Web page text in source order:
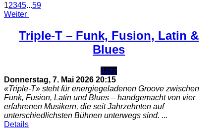
12345...59
Weiter
Triple-T – Funk, Fusion, Latin &
Blues
Jazz
Donnerstag, 7. Mai 2026 20:15
«Triple‑T» steht für energiegeladenen Groove zwischen
Funk, Fusion, Latin und Blues – handgemacht von vier
erfahrenen Musikern, die seit Jahrzehnten auf
unterschiedlichsten Bühnen unterwegs sind. ...
Details